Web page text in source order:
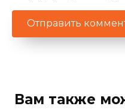
Вам также